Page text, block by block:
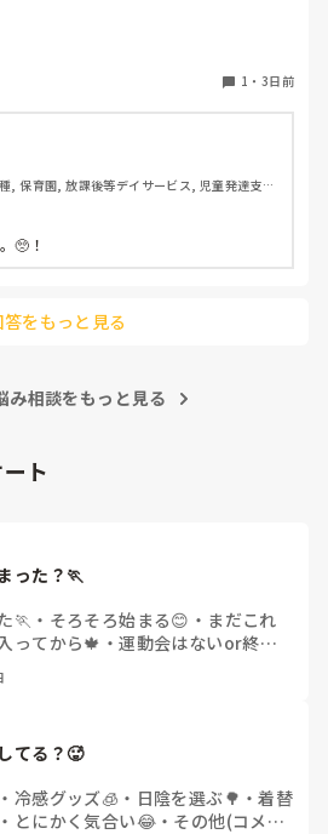
い金額なので、この時点で応募を迷
ならどうしますか？
1 ・ 3日前
, 保育園, 放課後等デイサービス, 児童発達支援
🥺！
答をもっと見る
み相談をもっと見る
ト
った？🏃
🏃 ・ そろそろ始まる😊 ・ まだこれ
ってから🍁 ・運動会はないor終わ
てる？🥵
・ 冷感グッズ🧊 ・ 日陰を選ぶ🌳 ・着替
・ とにかく気合い😂・ その他(コメン